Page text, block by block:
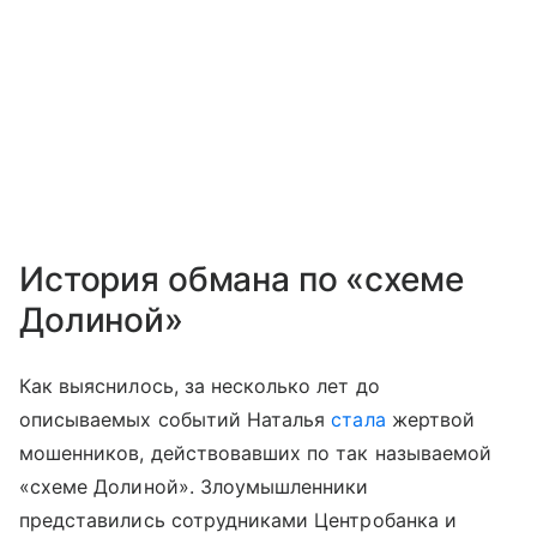
История обмана по «схеме
Долиной»
Как выяснилось, за несколько лет до
описываемых событий Натальястала жертвой
мошенников, действовавших по так называемой
«схеме Долиной». Злоумышленники
представились сотрудниками Центробанка и